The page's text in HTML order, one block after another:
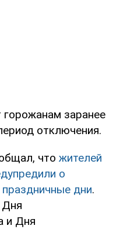
заранее
отключения.
что жителей
о
дни.
Дня
и Дня